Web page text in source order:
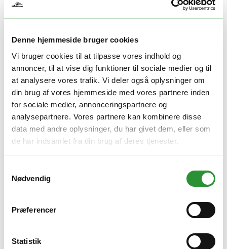
Denne hjemmeside bruger cookies
Vi bruger cookies til at tilpasse vores indhold og
annoncer, til at vise dig funktioner til sociale medier og til
at analysere vores trafik. Vi deler også oplysninger om
din brug af vores hjemmeside med vores partnere inden
for sociale medier, annonceringspartnere og
analysepartnere. Vores partnere kan kombinere disse
data med andre oplysninger, du har givet dem, eller som
de har indsamlet fra din brug af deres tjenester.
Nødvendig
Præferencer
Statistik
Nøglefunktioner og fordele
82V – Seler
Tekniske specifikationer
Produkt Cramer A82HBX-CR
Anvendelse og fordele i praksis
Velegnet til både krævende privatbrug og professionel drift –
Brand og kvalitet
batteriplatform på tværs af produkter.